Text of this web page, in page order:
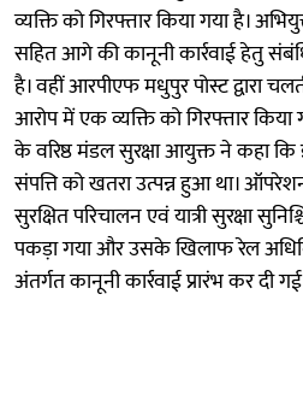
व्यक्ति को गिरफ्तार किया गया है।
सहित आगे की कानूनी कार्रवाई हेतु
है। वहीं आरपीएफ मधुपुर पोस्ट द्वारा
आरोप में एक व्यक्ति को गिरफ्तार
के वरिष्ठ मंडल सुरक्षा आयुक्त ने कहा कि
संपत्ति को खतरा उत्पन्न हुआ था।
सुरक्षित परिचालन एवं यात्री सुरक्षा
पकड़ा गया और उसके खिलाफ रेल
अंतर्गत कानूनी कार्रवाई प्रारंभ कर दी